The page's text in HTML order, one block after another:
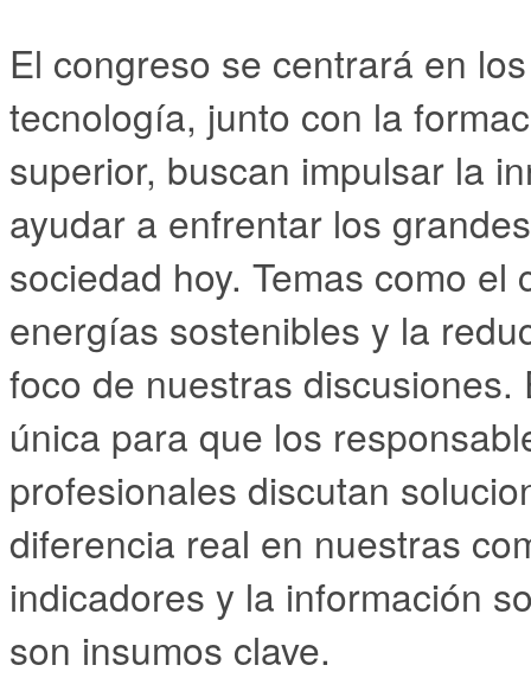
El congreso se centrará en
tecnología, junto con la
superior, buscan impulsar la
ayudar a enfrentar los
sociedad hoy. Temas como
energías sostenibles y la
foco de nuestras
única para que los
profesionales discutan
diferencia real en nuestras
indicadores y la información
son insumos clave.